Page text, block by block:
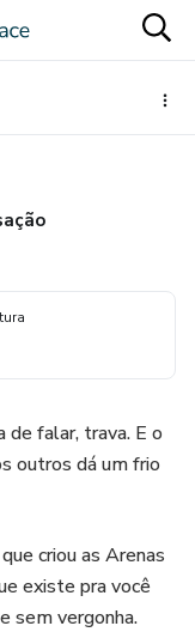
de falar, trava. E o
outros dá um frio
criou as Arenas
existe pra você
sem vergonha.